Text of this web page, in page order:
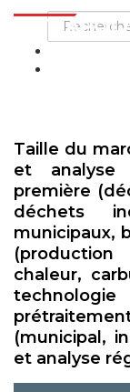
Taille du
et analyse
première
déchets
municipaux,
chaleur,
(municipal,
et analyse